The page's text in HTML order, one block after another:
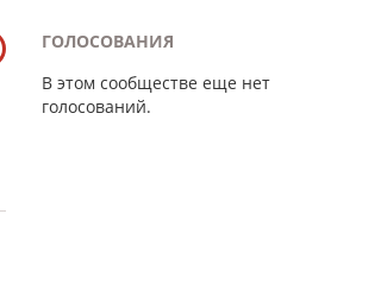
ГОЛОСОВАНИЯ
В этом сообществе еще нет
голосований.